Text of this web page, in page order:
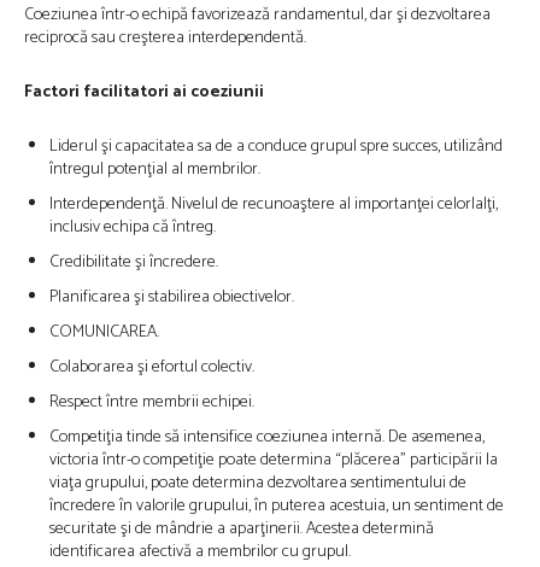
Coeziunea într-o echipă favorizează randamentul, dar şi dezvoltarea
reciprocă sau creşterea interdependentă.
Factori facilitatori ai coeziunii
Liderul şi capacitatea sa de a conduce grupul spre succes, utilizând
întregul potenţial al membrilor.
Interdependenţă. Nivelul de recunoaştere al importanţei celorlalţi,
inclusiv echipa că întreg.
Credibilitate şi încredere.
Planificarea şi stabilirea obiectivelor.
COMUNICAREA.
Colaborarea şi efortul colectiv.
Respect între membrii echipei.
Competiţia tinde să intensifice coeziunea internă. De asemenea,
victoria într-o competiţie poate determina “plăcerea” participării la
viaţa grupului, poate determina dezvoltarea sentimentului de
încredere în valorile grupului, în puterea acestuia, un sentiment de
securitate şi de mândrie a aparţinerii. Acestea determină
identificarea afectivă a membrilor cu grupul.